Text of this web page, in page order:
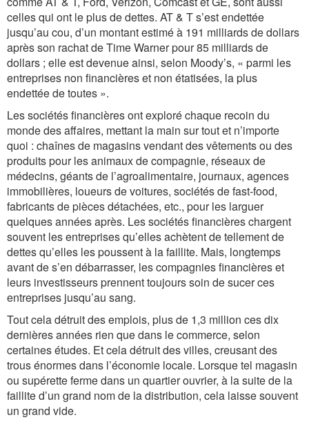
celles qui ont le plus de dettes. AT & T s’est endettée
jusqu’au cou, d’un montant estimé à 191 milliards de dollars
après son rachat de Time Warner pour 85 milliards de
dollars ; elle est devenue ainsi, selon Moody’s, « parmi les
entreprises non financières et non étatisées, la plus
endettée de toutes ».
Les sociétés financières ont exploré chaque recoin du
monde des affaires, mettant la main sur tout et n’importe
quoi : chaînes de magasins vendant des vêtements ou des
produits pour les animaux de compagnie, réseaux de
médecins, géants de l’agroalimentaire, journaux, agences
immobilières, loueurs de voitures, sociétés de fast-food,
fabricants de pièces détachées, etc., pour les larguer
quelques années après. Les sociétés financières chargent
souvent les entreprises qu’elles achètent de tellement de
dettes qu’elles les poussent à la faillite. Mais, longtemps
avant de s’en débarrasser, les compagnies financières et
leurs investisseurs prennent toujours soin de sucer ces
entreprises jusqu’au sang.
Tout cela détruit des emplois, plus de 1,3 million ces dix
dernières années rien que dans le commerce, selon
certaines études. Et cela détruit des villes, creusant des
trous énormes dans l’économie locale. Lorsque tel magasin
ou supérette ferme dans un quartier ouvrier, à la suite de la
faillite d’un grand nom de la distribution, cela laisse souvent
un grand vide.